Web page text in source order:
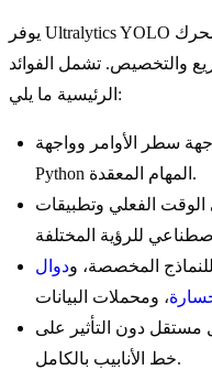
يوفر Ultralytics YOLO تجريداً عالي المستوى على منفذي المحرك
والتخصيص. تشمل الفوائد
الرئيسية ما يلي:
سطر الأوامر وواجهة
Python المهام المعقدة.
الفعلي وتطبيقات
المخصصة، ودوال
مستقل دون التأثير على
خط الأنابيب بالكامل.